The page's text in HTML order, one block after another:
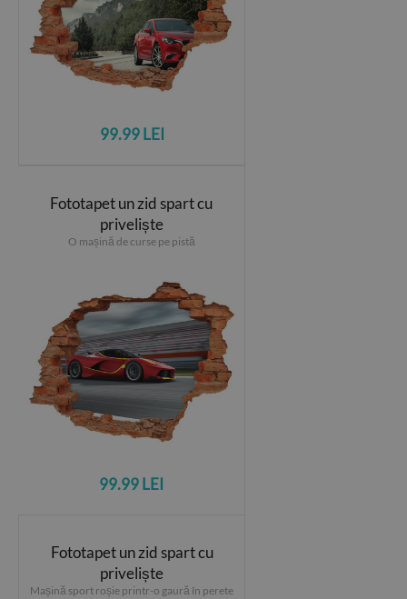
99.99 LEI
Fototapet un zid spart cu
priveliște
O mașină de curse pe pistă
99.99 LEI
Fototapet un zid spart cu
priveliște
Mașină sport roșie printr-o gaură în perete